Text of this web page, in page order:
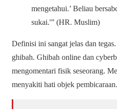
mengetahui.’ Beliau
sukai.'” (HR. Muslim)
Definisi ini sangat jelas dan
ghibah. Ghibah online dan
mengomentari fisik seseorang.
menyakiti hati objek pembicaraan.